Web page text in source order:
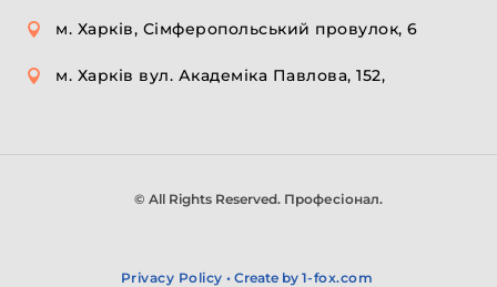
 м. Харків, Сімферопольський провулок, 6
 м. Харків вул. Академіка Павлова, 152,
© All Rights Reserved. Професіонал.
Privacy Policy • Create by 1-fox.com